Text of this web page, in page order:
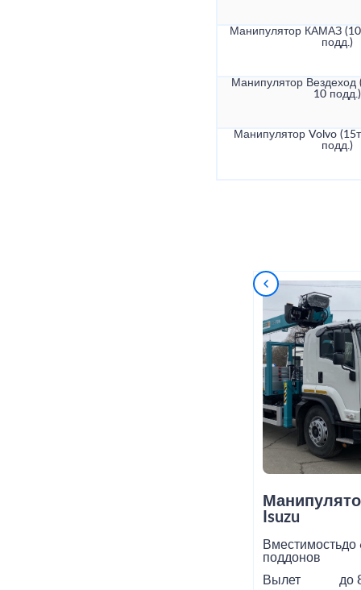
Манипулятор КАМАЗ
подд.)
Манипулятор Вездеход
10 подд.)
Манипулятор Volvo
подд.)
Isuzu
Вместимость
поддонов
до
Вылет
до